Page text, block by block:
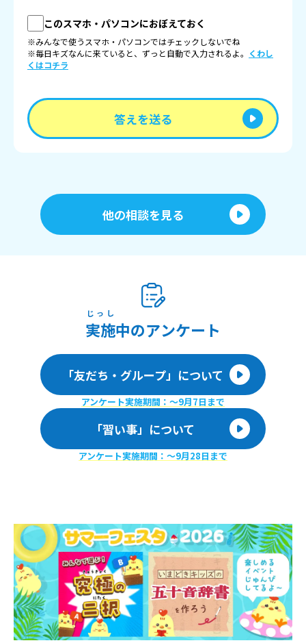
このスマホ・パソコンにおぼえておく
※みんなで使うスマホ・パソコンではチェックしないでね
※毎日キズなんに来ていると、ずっと自動で入力されるよ。 くわし
くはコチラ
答えを送る
他の相談を見る
実施
じっし
中のアンケート
「友だち・グループ」について
アンケート実施期間：〜9月7日まで
「習い事」について
アンケート実施期間：〜9月28日まで